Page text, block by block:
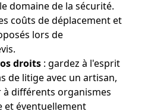
domaine de la sécurité.
coûts de déplacement et
lors de
droits : gardez à l'esprit
de litige avec un artisan,
différents organismes
et éventuellement